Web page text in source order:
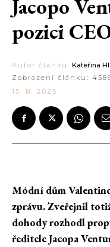
Jacopo
pozici
Autor článku: Kateřina
Zobrazení článku:
15. 8. 2025
Módní dům
zprávu. Zveřejnil
dohody rozhodl
ředitele Jacopa